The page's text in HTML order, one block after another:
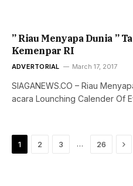
” Riau Menyapa Dunia ”
Kemenpar RI
ADVERTORIAL March 17, 2017
SIAGANEWS.CO – Riau
acara Lounching Calender Of
1 2 3 … 26